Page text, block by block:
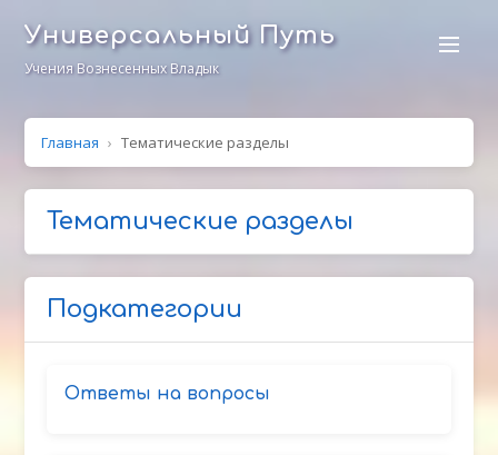
Универсальный Путь
Учения Вознесенных Владык
Главная › Тематические разделы
Тематические разделы
Подкатегории
Ответы на вопросы